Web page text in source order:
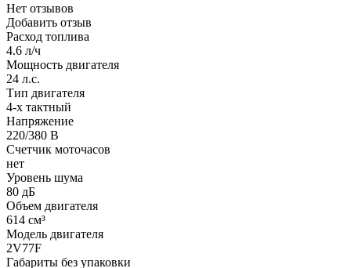
Нет отзывов
Добавить отзыв
Расход топлива
4.6 л/ч
Мощность двигателя
24 л.с.
Тип двигателя
4-х тактный
Напряжение
220/380 В
Счетчик моточасов
нет
Уровень шума
80 дБ
Объем двигателя
614 см³
Модель двигателя
2V77F
Габариты без упаковки